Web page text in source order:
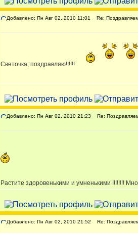
Добавлено: Пн Авг 02, 2010 11:01 Re:
Светочка, поздравляю!!!!!!
Добавлено: Пн Авг 02, 2010 21:23 Re:
Растите здоровенькими и умненькими !!!!!!!!
Добавлено: Пн Авг 02, 2010 21:52 Re: